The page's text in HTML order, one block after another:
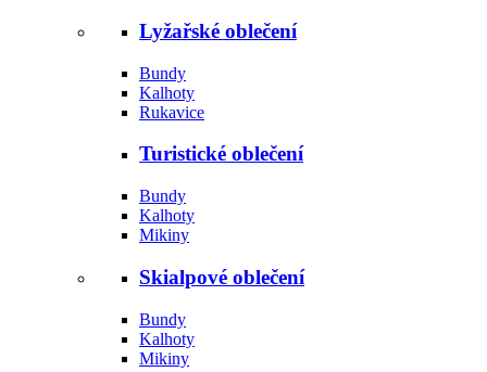
Lyžařské oblečení
Bundy
Kalhoty
Rukavice
Turistické oblečení
Bundy
Kalhoty
Mikiny
Skialpové oblečení
Bundy
Kalhoty
Mikiny